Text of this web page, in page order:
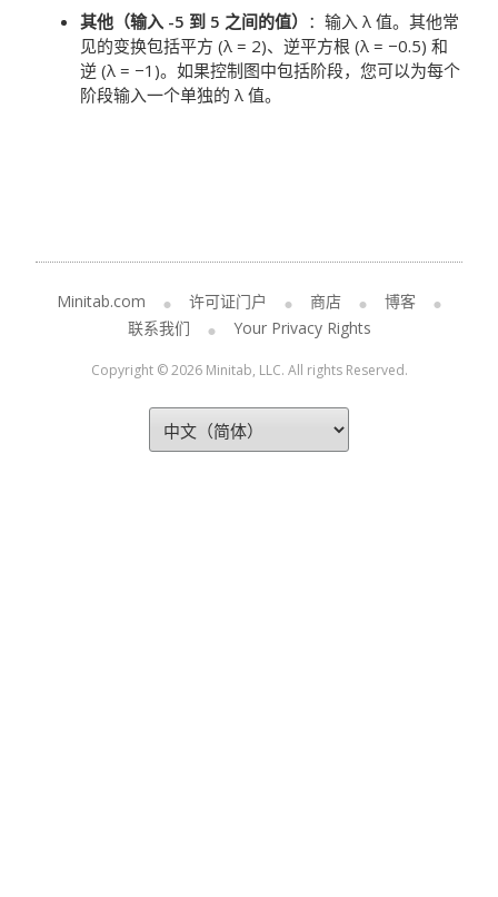
其他（输入 -5 到 5 之间的值） ：输入 λ 值。其他常
见的变换包括平方 (λ = 2)、逆平方根 (λ = −0.5) 和
逆 (λ = −1)。如果控制图中包括阶段，您可以为每个
阶段输入一个单独的 λ 值。
Minitab.com 许可证门户 商店
博客
联系我们
Your Privacy Rights
Copyright © 2026 Minitab, LLC. All rights Reserved.